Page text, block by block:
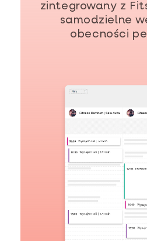
zintegrowany z
samodzielne
obecności